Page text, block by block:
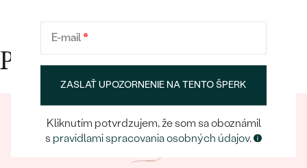
Prečo nakupovať v Eppi
E-mail*
ZASLAŤ UPOZORNENIE NA TENTO ŠPERK
Kliknutím potvrdzujem, že som sa oboznámil
s pravidlami spracovania osobných údajov.